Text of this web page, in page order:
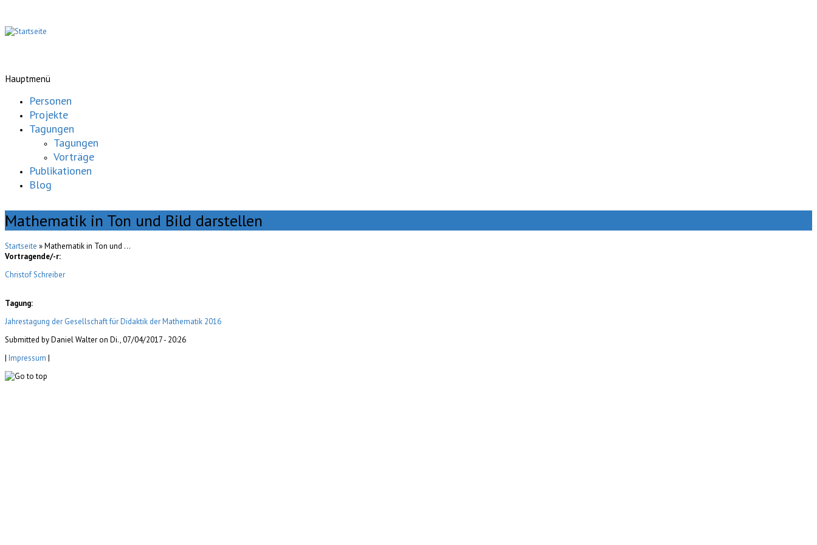
Hauptmenü
Personen
Projekte
Tagungen
Tagungen
Vorträge
Publikationen
Blog
Mathematik in Ton und Bild darstellen
Startseite » Mathematik in Ton und ...
Vortragende/-r:
Christof Schreiber
Tagung:
Jahrestagung der Gesellschaft für Didaktik der Mathematik 2016
Submitted by Daniel Walter on Di., 07/04/2017 - 20:26
| Impressum |